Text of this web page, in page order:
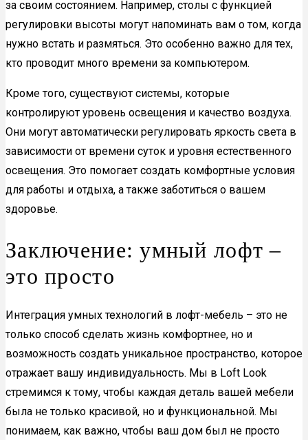
за своим состоянием. Например, столы с функцией
регулировки высоты могут напоминать вам о том, когда
нужно встать и размяться. Это особенно важно для тех,
кто проводит много времени за компьютером.
Кроме того, существуют системы, которые
контролируют уровень освещения и качество воздуха.
Они могут автоматически регулировать яркость света в
зависимости от времени суток и уровня естественного
освещения. Это помогает создать комфортные условия
для работы и отдыха, а также заботиться о вашем
здоровье.
Заключение: умный лофт –
это просто
Интеграция умных технологий в лофт-мебель – это не
только способ сделать жизнь комфортнее, но и
возможность создать уникальное пространство, которое
отражает вашу индивидуальность. Мы в Loft Look
стремимся к тому, чтобы каждая деталь вашей мебели
была не только красивой, но и функциональной. Мы
понимаем, как важно, чтобы ваш дом был не просто